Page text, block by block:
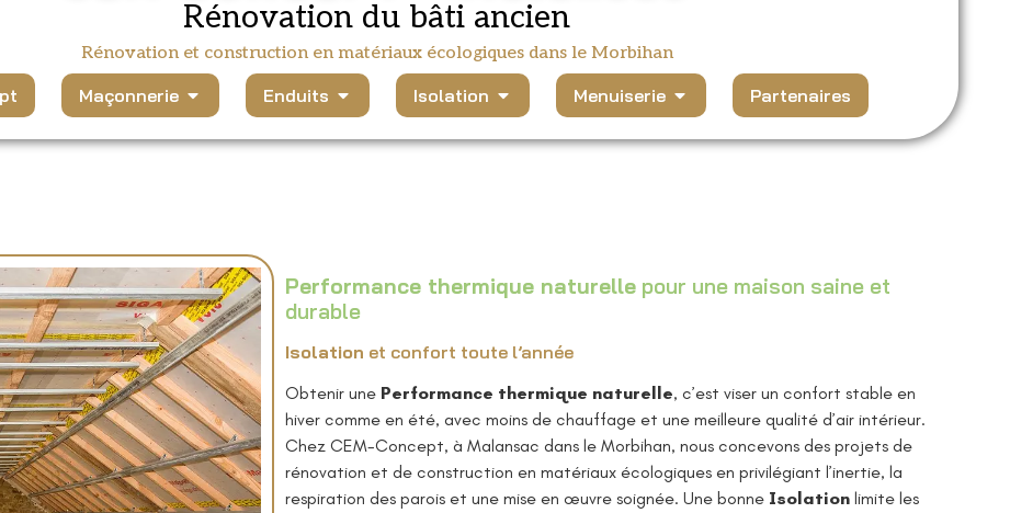
Rénovation du bâti ancien
Rénovation et construction en matériaux écologiques dans le Morbihan
Maçonnerie Enduits Isolation Menuiserie Partenaires
Performance thermique naturelle pour une maison saine et
durable
Isolation et confort toute l’année
Obtenir une Performance thermique naturelle, c’est viser un confort stable en
hiver comme en été, avec moins de chauffage et une meilleure qualité d’air intérieur.
Chez CEM-Concept, à Malansac dans le Morbihan, nous concevons des projets de
rénovation et de construction en matériaux écologiques en privilégiant l’inertie, la
respiration des parois et une mise en œuvre soignée. Une bonne Isolation limite les